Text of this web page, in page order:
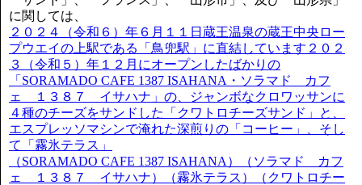
に関しては、
２０２４（令和６）年６月１１日蔵王温泉の蔵王中央ロー
プウエイの上駅である「鳥兜駅」に直結しています２０２
３（令和５）年１２月にオープンしたばかりの
「SORAMADO CAFE 1387 ISAHANA・ソラマド カフ
ェ １３８７ イサハナ」の、ジャンボなクロワッサンに
４種のチーズをサンドした「クワトロチーズサンド」と、
エスプレッソマシンで淹れた深煎りの「コーヒー」、そし
て「霧氷テラス」
（SORAMADO CAFE 1387 ISAHANA）（ソラマド カフ
ェ １３８７ イサハナ）（霧氷テラス）（クワトロチー